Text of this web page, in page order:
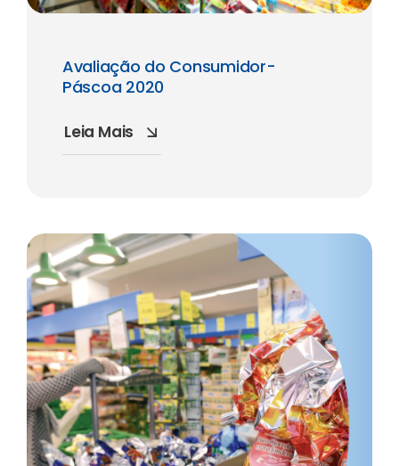
Avaliação do Consumidor-
Páscoa 2020
Leia Mais